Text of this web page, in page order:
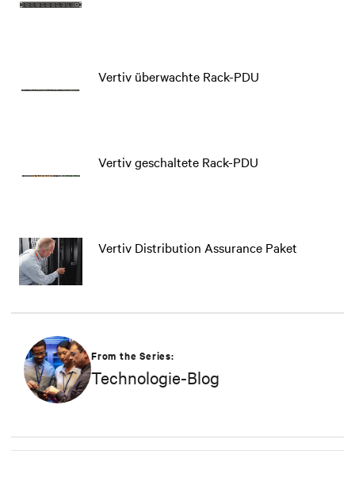
Vertiv überwachte Rack-PDU
Vertiv geschaltete Rack-PDU
Vertiv Distribution Assurance Paket
From the Series:
Technologie-Blog